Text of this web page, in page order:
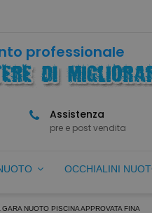
professionale
Assistenza
pre e post vendita
OCCHIALINI
GARA NUOTO PISCINA APPROVATA FINA